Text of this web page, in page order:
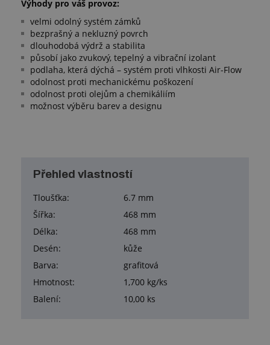
Výhody pro váš provoz:
velmi odolný systém zámků
bezprašný a nekluzný povrch
dlouhodobá výdrž a stabilita
působí jako zvukový, tepelný a vibrační izolant
podlaha, která dýchá – systém proti vlhkosti Air-Flow
odolnost proti mechanickému poškození
odolnost proti olejům a chemikáliím
možnost výběru barev a designu
Přehled vlastností
Tloušťka:
6.7 mm
Šířka:
468 mm
Délka:
468 mm
Desén:
kůže
Barva:
grafitová
Hmotnost:
1,700 kg/ks
Balení:
10,00 ks